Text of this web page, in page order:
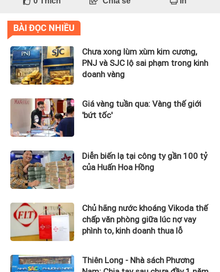
BÀI ĐỌC NHIỀU
Chưa xong lùm xùm kim cương,
PNJ và SJC lộ sai phạm trong kinh
doanh vàng
Giá vàng tuần qua: Vàng thế giới
'bứt tốc'
Diễn biến lạ tại công ty gần 100 tỷ
của Huấn Hoa Hồng
Chủ hãng nước khoáng Vikoda thế
chấp văn phòng giữa lúc nợ vay
phình to, kinh doanh thua lỗ
Thiên Long - Nhà sách Phương